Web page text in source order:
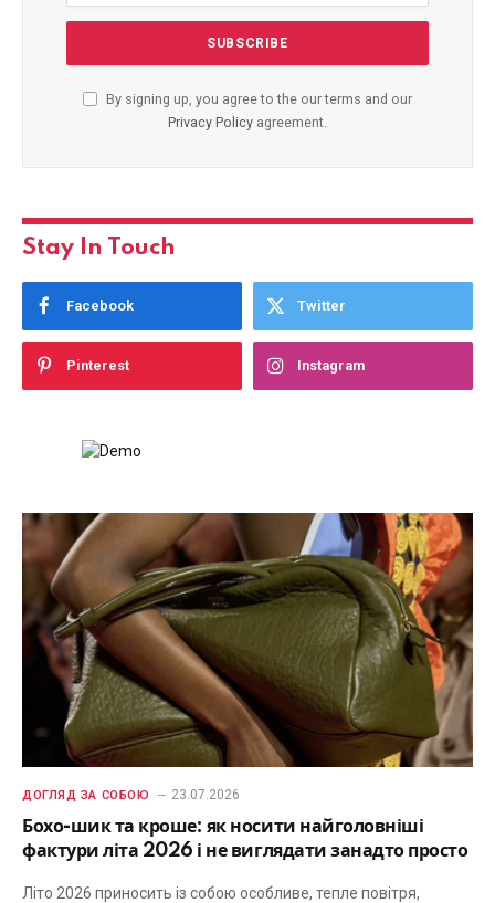
By signing up, you agree to the our terms and our
Privacy Policy agreement.
Stay In Touch
Facebook Twitter
Pinterest Instagram
ДОГЛЯД ЗА СОБОЮ 23.07.2026
Бохо-шик та кроше: як носити найголовніші
фактури літа 2026 і не виглядати занадто просто
Літо 2026 приносить із собою особливе, тепле повітря,